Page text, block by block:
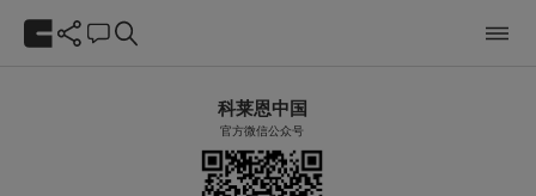
科莱恩中国
官方微信公众号